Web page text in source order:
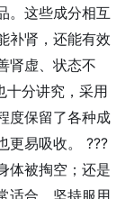
。这些成分相互
补肾，还能有效
肾虚、状态不
十分讲究，采用
度保留了各种成
更易吸收。 ?‍?‍?
体被掏空；还是
适合。坚持服用